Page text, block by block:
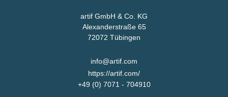
artif GmbH & Co. KG
Alexanderstraße 65
72072 Tübingen
info@artif.com
https://artif.com/
+49 (0) 7071 - 704910